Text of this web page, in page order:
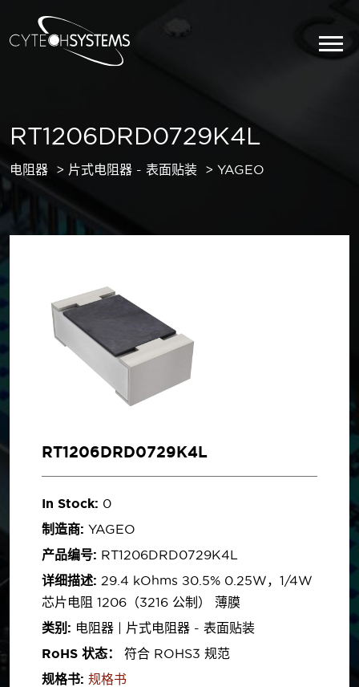
RT1206DRD0729K4L
电阻器 片式电阻器 - 表面贴装 YAGEO
RT1206DRD0729K4L
In Stock: 0
制造商: YAGEO
产品编号: RT1206DRD0729K4L
详细描述: 29.4 kOhms ±0.5% 0.25W，1/4W
芯片电阻 1206（3216 公制） 薄膜
类别: 电阻器 | 片式电阻器 - 表面贴装
RoHS 状态：
符合 ROHS3 规范
规格书: 规格书